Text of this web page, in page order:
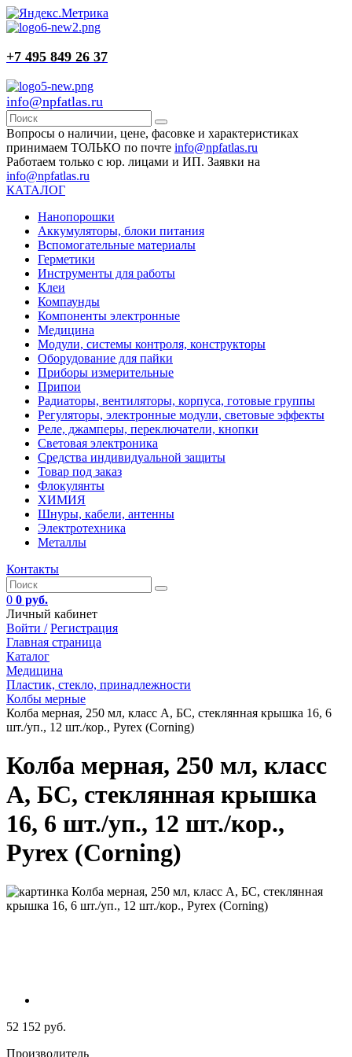
+7 495 849 26 37
info@npfatlas.ru
Вопросы о наличии, цене, фасовке и характеристиках
принимаем ТОЛЬКО по почте info@npfatlas.ru
Работаем только с юр. лицами и ИП. Заявки на
info@npfatlas.ru
КАТАЛОГ
Нанопорошки
Аккумуляторы, блоки питания
Вспомогательные материалы
Герметики
Инструменты для работы
Клеи
Компаунды
Компоненты электронные
Медицина
Модули, системы контроля, конструкторы
Оборудование для пайки
Приборы измерительные
Припои
Радиаторы, вентиляторы, корпуса, готовые группы
Регуляторы, электронные модули, световые эффекты
Реле, джамперы, переключатели, кнопки
Световая электроника
Средства индивидуальной защиты
Товар под заказ
Флокулянты
ХИМИЯ
Шнуры, кабели, антенны
Электротехника
Металлы
Контакты
0 0 руб.
Личный кабинет
Войти / Регистрация
Главная страница
Каталог
Медицина
Пластик, стекло, принадлежности
Колбы мерные
Колба мерная, 250 мл, класс А, БС, стеклянная крышка 16, 6
шт./уп., 12 шт./кор., Pyrex (Corning)
Колба мерная, 250 мл, класс
А, БС, стеклянная крышка
16, 6 шт./уп., 12 шт./кор.,
Pyrex (Corning)
52 152 руб.
Производитель